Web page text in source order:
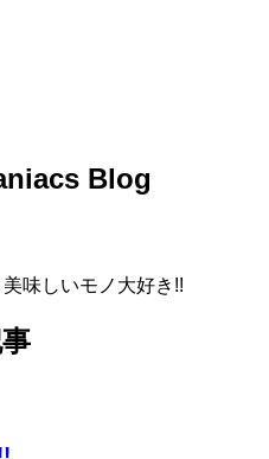
Blog
味しいモノ大好き!!